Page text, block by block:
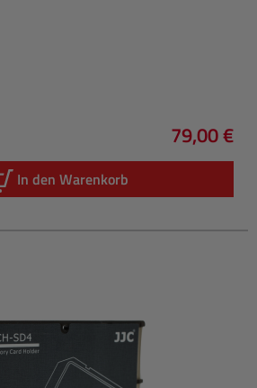
79,00 €
In den Warenkorb